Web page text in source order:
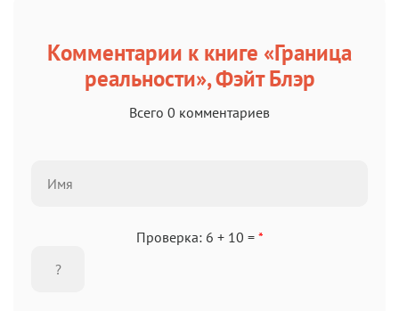
Комментарии к книге «Граница
реальности», Фэйт Блэр
Всего 0 комментариев
Проверка: 6 + 10 = *